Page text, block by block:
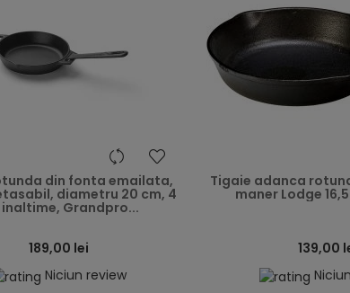
heart
din fonta emailata,
diametru 20 cm, 4
inaltime, Grandpro...
189,00 lei
Niciun review
Tigaie adanca
maner Lodge
139,00